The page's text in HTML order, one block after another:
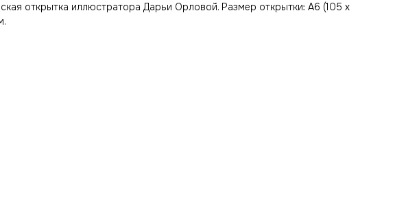
открытка иллюстратора Дарьи Орловой. Размер открытки: А6 (105 х